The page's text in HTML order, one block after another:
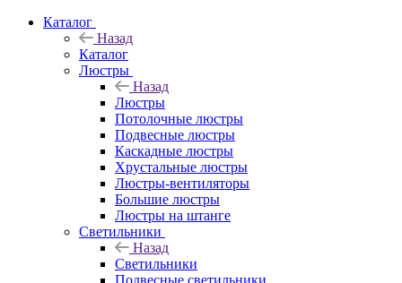
Каталог
Назад
Каталог
Люстры
Назад
Люстры
Потолочные люстры
Подвесные люстры
Каскадные люстры
Хрустальные люстры
Люстры-вентиляторы
Большие люстры
Люстры на штанге
Светильники
Назад
Светильники
Подвесные светильники